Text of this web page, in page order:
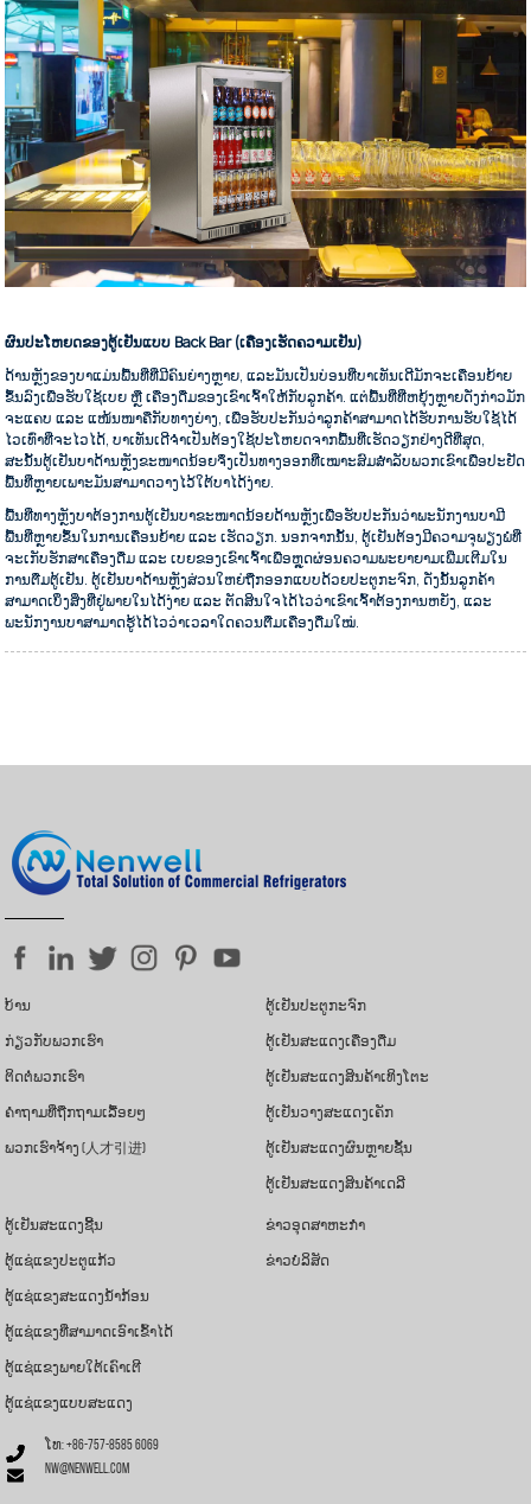
ຜົນປະໂຫຍດຂອງຕູ້ເຢັນແບບ Back Bar (ເຄື່ອງເຮັດຄວາມເຢັນ)
ດ້ານຫຼັງຂອງບາແມ່ນພື້ນທີ່ທີ່ມີຄົນຍ່າງຫຼາຍ, ແລະມັນເປັນບ່ອນທີ່ບາເທັນເດີມັກຈະເຄື່ອນຍ້າຍ
ຂຶ້ນລົງເພື່ອຮັບໃຊ້ເບຍ ຫຼື ເຄື່ອງດື່ມຂອງເຂົາເຈົ້າໃຫ້ກັບລູກຄ້າ. ແຕ່ພື້ນທີ່ທີ່ຫຍຸ້ງຫຼາຍດັ່ງກ່າວມັກ
ຈະແຄບ ແລະ ແໜ້ນໜາຄືກັບທາງຍ່າງ, ເພື່ອຮັບປະກັນວ່າລູກຄ້າສາມາດໄດ້ຮັບການຮັບໃຊ້ໄດ້
ໄວເທົ່າທີ່ຈະໄວໄດ້, ບາເທັນເດີຈຳເປັນຕ້ອງໃຊ້ປະໂຫຍດຈາກພື້ນທີ່ເຮັດວຽກຢ່າງດີທີ່ສຸດ,
ສະນັ້ນຕູ້ເຢັນບາດ້ານຫຼັງຂະໜາດນ້ອຍຈຶ່ງເປັນທາງອອກທີ່ເໝາະສົມສຳລັບພວກເຂົາເພື່ອປະຢັດ
ພື້ນທີ່ຫຼາຍເພາະມັນສາມາດວາງໄວ້ໃຕ້ບາໄດ້ງ່າຍ.
ພື້ນທີ່ທາງຫຼັງບາຕ້ອງການຕູ້ເຢັນບາຂະໜາດນ້ອຍດ້ານຫຼັງເພື່ອຮັບປະກັນວ່າພະນັກງານບາມີ
ພື້ນທີ່ຫຼາຍຂຶ້ນໃນການເຄື່ອນຍ້າຍ ແລະ ເຮັດວຽກ. ນອກຈາກນັ້ນ, ຕູ້ເຢັນຕ້ອງມີຄວາມຈຸພຽງພໍທີ່
ຈະເກັບຮັກສາເຄື່ອງດື່ມ ແລະ ເບຍຂອງເຂົາເຈົ້າເພື່ອຫຼຸດຜ່ອນຄວາມພະຍາຍາມເພີ່ມເຕີມໃນ
ການຕື່ມຕູ້ເຢັນ. ຕູ້ເຢັນບາດ້ານຫຼັງສ່ວນໃຫຍ່ຖືກອອກແບບດ້ວຍປະຕູກະຈົກ, ດັ່ງນັ້ນລູກຄ້າ
ສາມາດເບິ່ງສິ່ງທີ່ຢູ່ພາຍໃນໄດ້ງ່າຍ ແລະ ຕັດສິນໃຈໄດ້ໄວວ່າເຂົາເຈົ້າຕ້ອງການຫຍັງ, ແລະ
ພະນັກງານບາສາມາດຮູ້ໄດ້ໄວວ່າເວລາໃດຄວນຕື່ມເຄື່ອງດື່ມໃໝ່.
ບ້ານ
ກ່ຽວກັບພວກເຮົາ
ຕິດຕໍ່ພວກເຮົາ
ຄຳຖາມທີ່ຖືກຖາມເລື້ອຍໆ
ພວກເຮົາຈ້າງ (人才引进)
ຕູ້ເຢັນປະຕູກະຈົກ
ຕູ້ເຢັນສະແດງເຄື່ອງດື່ມ
ຕູ້ເຢັນສະແດງສິນຄ້າເທິງໂຕະ
ຕູ້ເຢັນວາງສະແດງເຄັກ
ຕູ້ເຢັນສະແດງຜົນຫຼາຍຊັ້ນ
ຕູ້ເຢັນສະແດງສິນຄ້າເດລີ
ຕູ້ເຢັນສະແດງຊີ້ນ
ຕູ້ແຊ່ແຂງປະຕູແກ້ວ
ຕູ້ແຊ່ແຂງສະແດງນ້ຳກ້ອນ
ຕູ້ແຊ່ແຂງທີ່ສາມາດເອົາເຂົ້າໄດ້
ຕູ້ແຊ່ແຂງພາຍໃຕ້ເຄົາເຕີ
ຕູ້ແຊ່ແຂງແບບສະແດງ
ຂ່າວອຸດສາຫະກຳ
ຂ່າວບໍລິສັດ
ໂທ: +86-757-8585 6069
nw@nenwell.com